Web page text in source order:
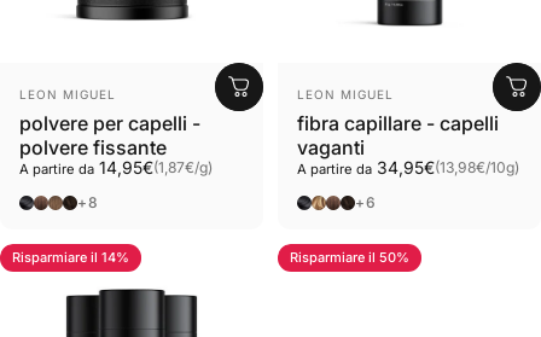
Fornitore:
LEON MIGUEL
polvere per capelli -
polvere fissante
A partire da 14,95€
Prezzo base (1,87€/
per g)
Nero
Marrone
Marrone chiaro
Marrone scuro
+8
Fornitore:
LEON MIGUEL
fibra capillare - capelli
vaganti
A partire da 34,95€
Prezzo base (13,98€/
per 10g)
Nero
Biondo
Marrone
Marrone scuro
+6
5.0
Risparmiare il 14% Risparmiare il 50%